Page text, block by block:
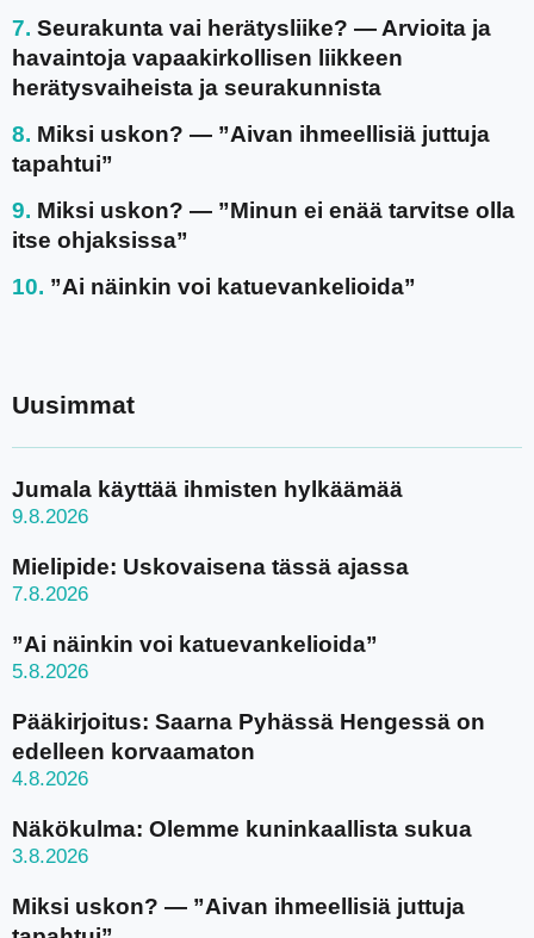
Seurakunta vai herätysliike? — Arvioita ja
havaintoja vapaakirkollisen liikkeen
herätysvaiheista ja seurakunnista
Miksi uskon? — ”Aivan ihmeellisiä juttuja
tapahtui”
Miksi uskon? — ”Minun ei enää tarvitse olla
itse ohjaksissa”
”Ai näinkin voi katuevankelioida”
Uusimmat
Jumala käyttää ihmisten hylkäämää
9.8.2026
Mielipide: Uskovaisena tässä ajassa
7.8.2026
”Ai näinkin voi katuevankelioida”
5.8.2026
Pääkirjoitus: Saarna Pyhässä Hengessä on
edelleen korvaamaton
4.8.2026
Näkökulma: Olemme kuninkaallista sukua
3.8.2026
Miksi uskon? — ”Aivan ihmeellisiä juttuja